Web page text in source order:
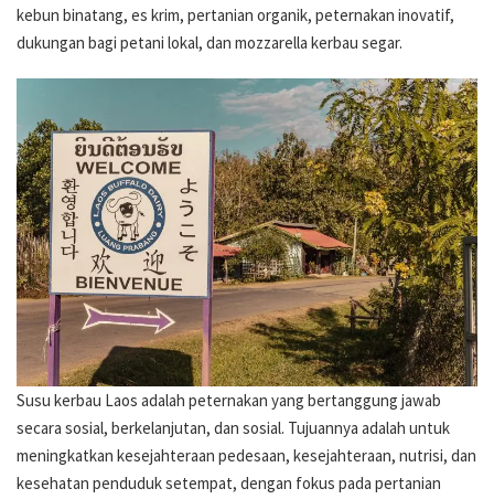
kebun binatang, es krim, pertanian organik, peternakan inovatif,
dukungan bagi petani lokal, dan mozzarella kerbau segar.
Susu kerbau Laos adalah peternakan yang bertanggung jawab
secara sosial, berkelanjutan, dan sosial. Tujuannya adalah untuk
meningkatkan kesejahteraan pedesaan, kesejahteraan, nutrisi, dan
kesehatan penduduk setempat, dengan fokus pada pertanian